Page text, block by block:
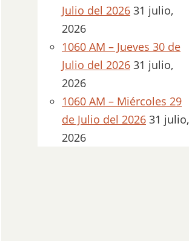
Julio del 2026 31 julio,
2026
1060 AM – Jueves 30 de
Julio del 2026 31 julio,
2026
1060 AM – Miércoles 29
de Julio del 2026 31 julio,
2026